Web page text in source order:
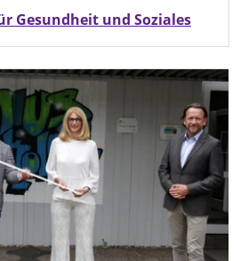
Gesundheit und Soziales